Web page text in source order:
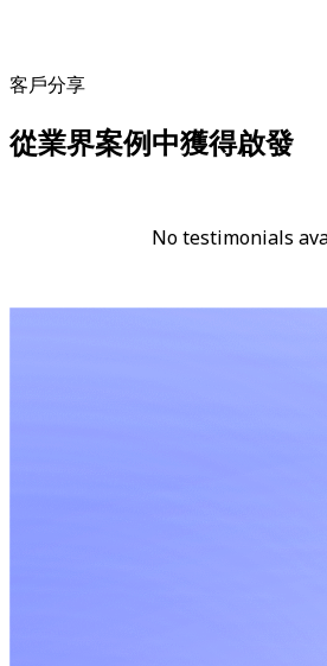
客戶分享
從業界案例中獲得啟發
No testimonials